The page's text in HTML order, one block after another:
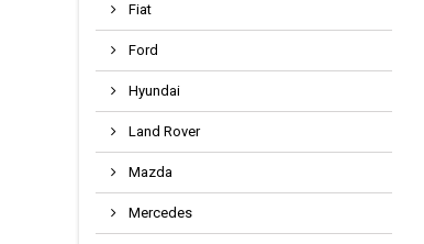
Fiat
Ford
Hyundai
Land Rover
Mazda
Mercedes